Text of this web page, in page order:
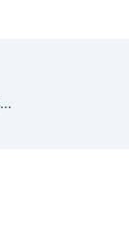
Si vous êtes du groupe sanguin O, vous devez faire attention à ceci !!